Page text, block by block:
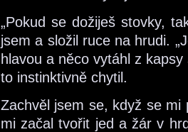
„Pokud se dožiješ stovky,
jsem a složil ruce na hrudi.
hlavou a něco vytáhl z
to instinktivně chytil.
Zachvěl jsem se, když se
mi začal tvořit jed a žár v